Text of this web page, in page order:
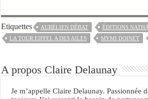
Etiquettes AURÉLIEN DÉBAT
ÉDITIONS
LA TOUR EIFFEL A DES AILES
MYMI DOINET
A propos Claire Delaunay
Je m’appelle Claire Delaunay. Passionnée